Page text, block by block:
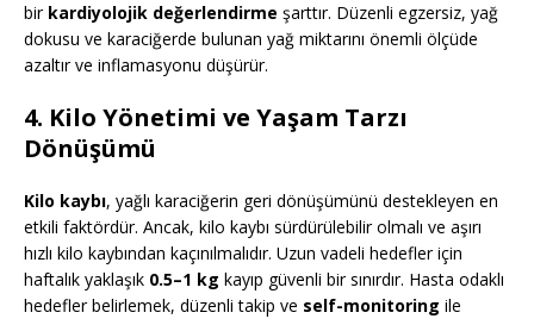
bir kardiyolojik değerlendirme şarttır. Düzenli egzersiz, yağ
dokusu ve karaciğerde bulunan yağ miktarını önemli ölçüde
azaltır ve inflamasyonu düşürür.
4. Kilo Yönetimi ve Yaşam Tarzı
Dönüşümü
Kilo kaybı, yağlı karaciğerin geri dönüşümünü destekleyen en
etkili faktördür. Ancak, kilo kaybı sürdürülebilir olmalı ve aşırı
hızlı kilo kaybından kaçınılmalıdır. Uzun vadeli hedefler için
haftalık yaklaşık 0.5–1 kg kayıp güvenli bir sınırdır. Hasta odaklı
hedefler belirlemek, düzenli takip ve self-monitoring ile